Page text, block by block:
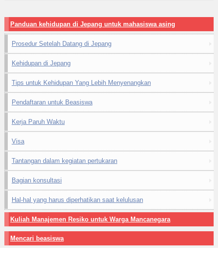
Panduan kehidupan di Jepang untuk mahasiswa asing
Prosedur Setelah Datang di Jepang
Kehidupan di Jepang
Tips untuk Kehidupan Yang Lebih Menyenangkan
Pendaftaran untuk Beasiswa
Kerja Paruh Waktu
Visa
Tantangan dalam kegiatan pertukaran
Bagian konsultasi
Hal-hal yang harus diperhatikan saat kelulusan
Kuliah Manajemen Resiko untuk Warga Mancanegara
Mencari beasiswa